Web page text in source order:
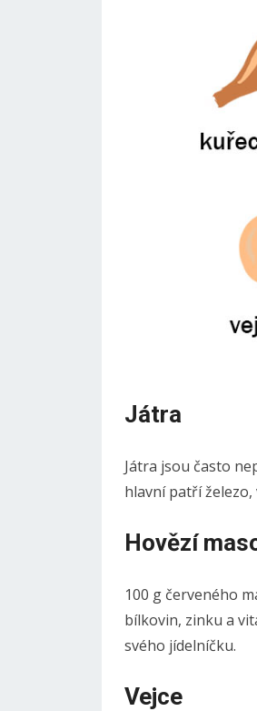
Játra
Játra jsou často
hlavní patří železo,
Hovězí
100 g červeného
bílkovin, zinku a
svého jídelníčku.
Vejce